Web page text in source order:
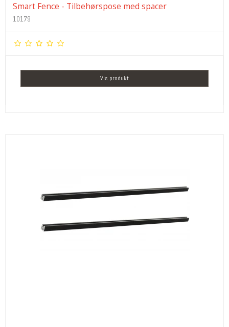
Smart Fence - Tilbehørspose med spacer
10179
Vis produkt